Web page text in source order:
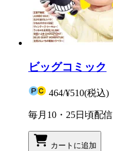
ビッグコミック
464/¥510(税込)
毎月10・25日頃配信
カートに追加